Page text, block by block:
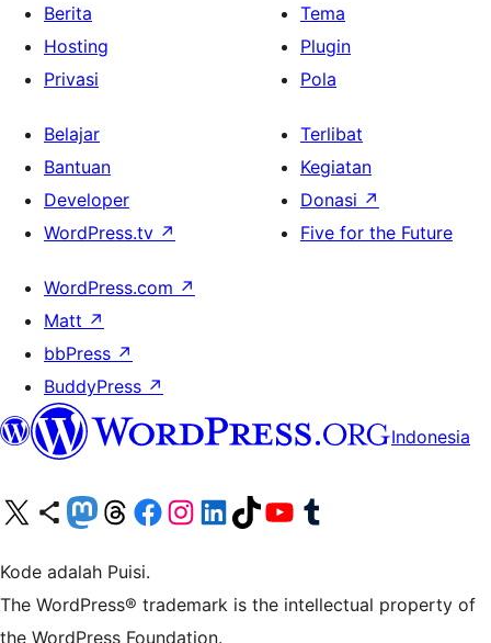
Berita
Hosting
Privasi
Tema
Plugin
Pola
Belajar
Bantuan
Developer
WordPress.tv ↗
Terlibat
Kegiatan
Donasi ↗
Five for the Future
WordPress.com ↗
Matt ↗
bbPress ↗
BuddyPress ↗
Indonesia
Kunjungi akun X (sebelumnya Twitter) kamiVisit our Bluesky account
Kunjungi akun Mastodon kamiVisit our Threads account
Kunjungi halaman Facebook kamiKunjungi akun Instagram kamiKunjungi akun LinkedIn kamiVisit our TikTok account
Kunjungi channel YouTube kamiVisit our Tumblr account
Kode adalah Puisi.
The WordPress® trademark is the intellectual property of
the WordPress Foundation.